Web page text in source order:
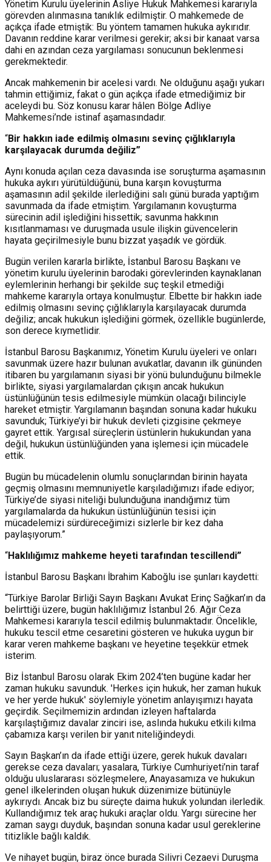
Yönetim Kurulu üyelerinin Asliye Hukuk Mahkemesi kararıyla
görevden alınmasına tanıklık edilmiştir. O mahkemede de
açıkça ifade etmiştik: Bu yöntem tamamen hukuka aykırıdır.
Davanın reddine karar verilmesi gerekir; aksi bir kanaat varsa
dahi en azından ceza yargılaması sonucunun beklenmesi
gerekmektedir.
Ancak mahkemenin bir acelesi vardı. Ne olduğunu aşağı yukarı
tahmin ettiğimiz, fakat o gün açıkça ifade etmediğimiz bir
aceleydi bu. Söz konusu karar hâlen Bölge Adliye
Mahkemesi’nde istinaf aşamasındadır.
“Bir hakkın iade edilmiş olmasını sevinç çığlıklarıyla
karşılayacak durumda değiliz”
Aynı konuda açılan ceza davasında ise soruşturma aşamasının
hukuka aykırı yürütüldüğünü, buna karşın kovuşturma
aşamasının adil şekilde ilerlediğini salı günü burada yaptığım
savunmada da ifade etmiştim. Yargılamanın kovuşturma
sürecinin adil işlediğini hissettik; savunma hakkının
kısıtlanmaması ve duruşmada usule ilişkin güvencelerin
hayata geçirilmesiyle bunu bizzat yaşadık ve gördük.
Bugün verilen kararla birlikte, İstanbul Barosu Başkanı ve
yönetim kurulu üyelerinin barodaki görevlerinden kaynaklanan
eylemlerinin herhangi bir şekilde suç teşkil etmediği
mahkeme kararıyla ortaya konulmuştur. Elbette bir hakkın iade
edilmiş olmasını sevinç çığlıklarıyla karşılayacak durumda
değiliz; ancak hukukun işlediğini görmek, özellikle bugünlerde,
son derece kıymetlidir.
İstanbul Barosu Başkanımız, Yönetim Kurulu üyeleri ve onları
savunmak üzere hazır bulunan avukatlar, davanın ilk gününden
itibaren bu yargılamanın siyasi bir yönü bulunduğunu bilmekle
birlikte, siyasi yargılamalardan çıkışın ancak hukukun
üstünlüğünün tesis edilmesiyle mümkün olacağı bilinciyle
hareket etmiştir. Yargılamanın başından sonuna kadar hukuku
savunduk; Türkiye’yi bir hukuk devleti çizgisine çekmeye
gayret ettik. Yargısal süreçlerin üstünlerin hukukundan yana
değil, hukukun üstünlüğünden yana işlemesi için mücadele
ettik.
Bugün bu mücadelenin olumlu sonuçlarından birinin hayata
geçmiş olmasını memnuniyetle karşıladığımızı ifade ediyor;
Türkiye’de siyasi niteliği bulunduğuna inandığımız tüm
yargılamalarda da hukukun üstünlüğünün tesisi için
mücadelemizi sürdüreceğimizi sizlerle bir kez daha
paylaşıyorum.”
“Haklılığımız mahkeme heyeti tarafından tescillendi”
İstanbul Barosu Başkanı İbrahim Kaboğlu ise şunları kaydetti:
“Türkiye Barolar Birliği Sayın Başkanı Avukat Erinç Sağkan’ın da
belirttiği üzere, bugün haklılığımız İstanbul 26. Ağır Ceza
Mahkemesi kararıyla tescil edilmiş bulunmaktadır. Öncelikle,
hukuku tescil etme cesaretini gösteren ve hukuka uygun bir
karar veren mahkeme başkanı ve heyetine teşekkür etmek
isterim.
Biz İstanbul Barosu olarak Ekim 2024’ten bugüne kadar her
zaman hukuku savunduk. 'Herkes için hukuk, her zaman hukuk
ve her yerde hukuk' söylemiyle yönetim anlayışımızı hayata
geçirdik. Seçilmemizin ardından izleyen haftalarda
karşılaştığımız davalar zinciri ise, aslında hukuku etkili kılma
çabamıza karşı verilen bir yanıt niteliğindeydi.
Sayın Başkan’ın da ifade ettiği üzere, gerek hukuk davaları
gerekse ceza davaları; yasalara, Türkiye Cumhuriyeti’nin taraf
olduğu uluslararası sözleşmelere, Anayasamıza ve hukukun
genel ilkelerinden oluşan hukuk düzenimize bütünüyle
aykırıydı. Ancak biz bu süreçte daima hukuk yolundan ilerledik.
Kullandığımız tek araç hukuki araçlar oldu. Yargı sürecine her
zaman saygı duyduk, başından sonuna kadar usul gereklerine
titizlikle bağlı kaldık.
Ve nihayet bugün, biraz önce burada Silivri Cezaevi Duruşma